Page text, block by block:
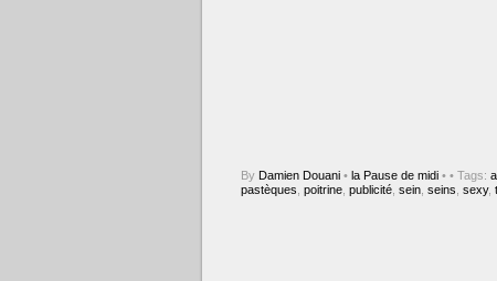
By Damien Douani • la Pause de midi • • Tags:
pastèques poitrine publicité sein seins sexy,